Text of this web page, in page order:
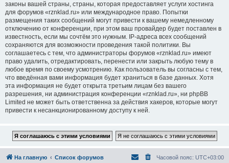
законы вашей страны, страны, которая предоставляет услуги хостинга
для форумов «rznklad.ru» или международное право. Попытки
размещения таких сообщений могут привести к вашему немедленному
отключению от конференции, при этом ваш провайдер будет поставлен в
известность, если мы сочтём это нужным. IP-адреса всех сообщений
сохраняются для возможности проведения такой политики. Вы
соглашаетесь с тем, что администраторы форумов «rznklad.ru» имеют
право удалить, отредактировать, перенести или закрыть любую тему в
любое время по своему усмотрению. Как пользователь вы согласны с тем,
что введённая вами информация будет храниться в базе данных. Хотя
эта информация не будет открыта третьим лицам без вашего
разрешения, ни администрация конференции «rznklad.ru», ни phpBB
Limited не может быть ответственна за действия хакеров, которые могут
привести к несанкционированному доступу к ней.
На главную Список форумов Часовой пояс: UTC+03:00